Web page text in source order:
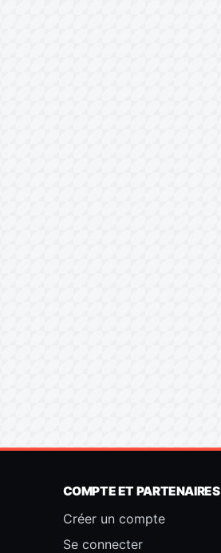
COMPTE ET PARTENAIRES
Créer un compte
Se connecter